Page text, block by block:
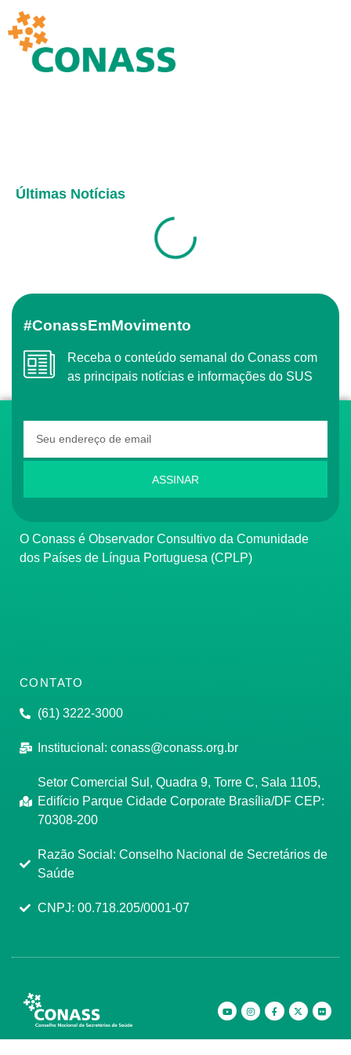
Últimas Notícias
#ConassEmMovimento
Receba o conteúdo semanal do Conass com
as principais notícias e informações do SUS
ASSINAR
O Conass é Observador Consultivo da Comunidade
dos Países de Língua Portuguesa (CPLP)
CONTATO
(61) 3222-3000
Institucional: conass@conass.org.br
Setor Comercial Sul, Quadra 9, Torre C, Sala 1105,
Edifício Parque Cidade Corporate Brasília/DF CEP:
70308-200
Razão Social: Conselho Nacional de Secretários de
Saúde
CNPJ: 00.718.205/0001-07